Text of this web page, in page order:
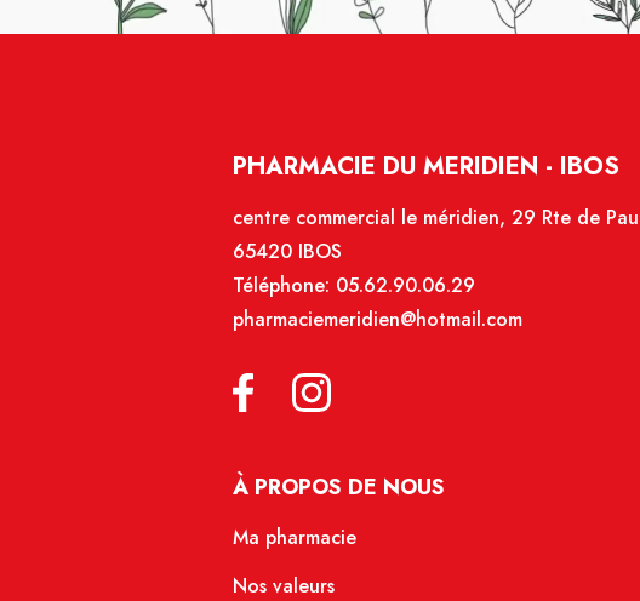
PHARMACIE DU MERIDIEN - IBOS
centre commercial le méridien, 29 Rte de Pau
65420 IBOS
Téléphone: 05.62.90.06.29
pharmaciemeridien@hotmail.com
À PROPOS DE NOUS
Ma pharmacie
Nos valeurs